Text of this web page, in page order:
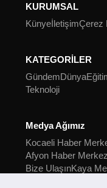
KURUMSAL
KünyeİletişimÇerez
KATEGORİLER
GündemDünya
Teknoloji
Medya Ağımız
Kocaeli Haber
Afyon Haber
Bize UlaşınKaya